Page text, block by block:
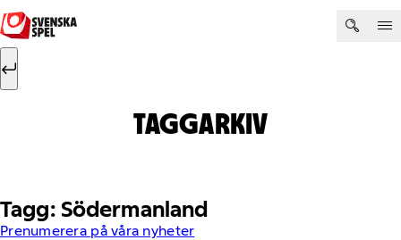
Hoppa till innehåll
Sök efter:
TAGGARKIV
Tagg: Södermanland
Prenumerera på våra nyheter